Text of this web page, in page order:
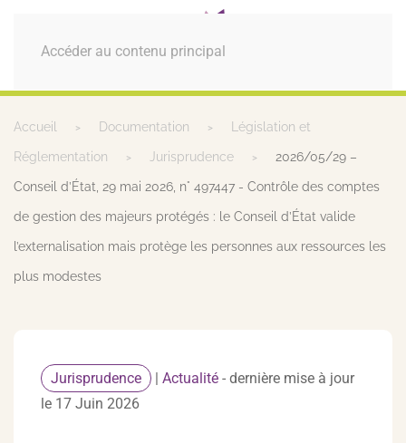
Accéder au contenu principal
MENU
Accueil Documentation Législation et
Réglementation Jurisprudence 2026/05/29 –
Conseil d’État, 29 mai 2026, n° 497447 - Contrôle des comptes
de gestion des majeurs protégés : le Conseil d’État valide
l’externalisation mais protège les personnes aux ressources les
plus modestes
Jurisprudence | Actualité - dernière mise à jour
le 17 Juin 2026